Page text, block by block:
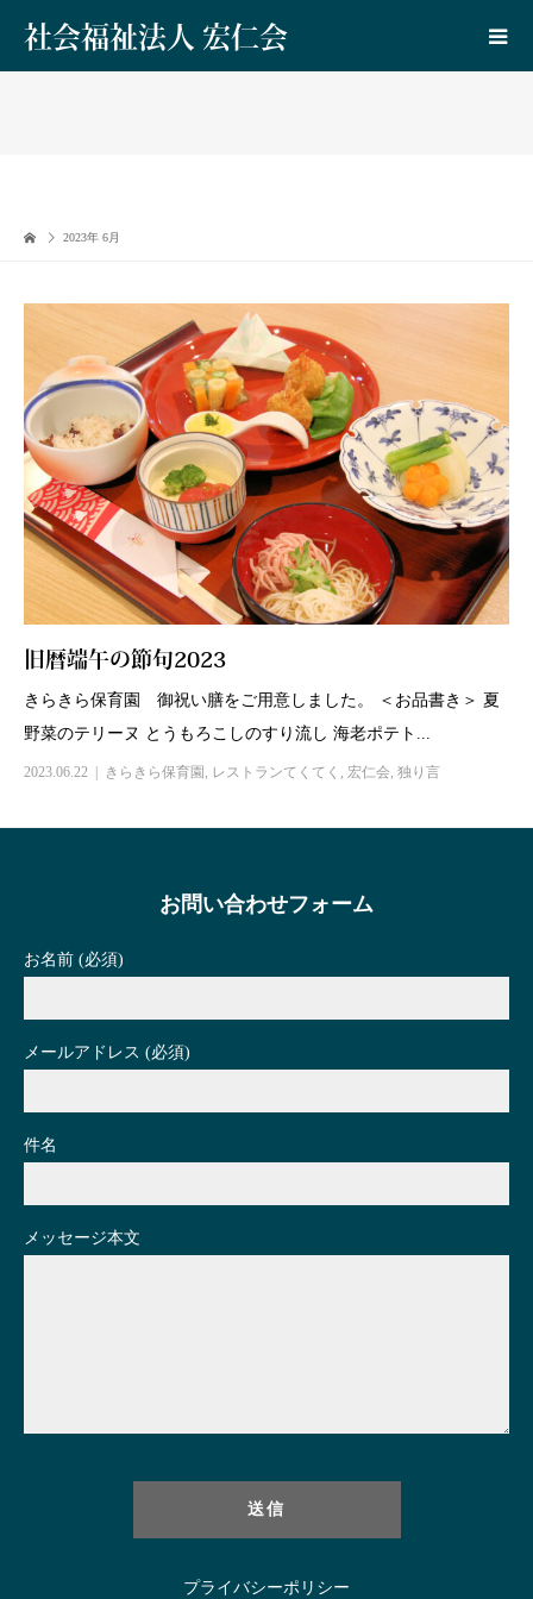
社会福祉法人 宏仁会
2023年 6月
旧暦端午の節句2023
きらきら保育園 御祝い膳をご用意しました。 ＜お品書き＞ 夏
野菜のテリーヌ とうもろこしのすり流し 海老ポテト...
2023.06.22 きらきら保育園 , レストランてくてく , 宏仁会, 独り言
お問い合わせフォーム
お名前 (必須)
メールアドレス (必須)
件名
メッセージ本文
プライバシーポリシー